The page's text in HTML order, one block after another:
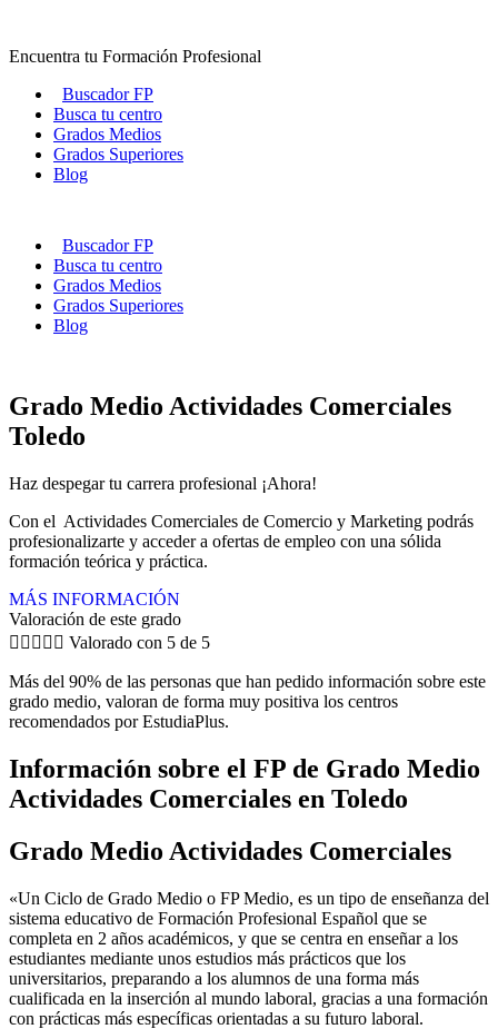
contenido
Encuentra tu Formación Profesional
Buscador FP
Busca tu centro
Grados Medios
Grados Superiores
Blog
Buscador FP
Busca tu centro
Grados Medios
Grados Superiores
Blog
Grado Medio Actividades Comerciales
Toledo
Haz despegar tu carrera profesional ¡Ahora!
Con el Actividades Comerciales de Comercio y Marketing podrás
profesionalizarte y acceder a ofertas de empleo con una sólida
formación teórica y práctica.
MÁS INFORMACIÓN
Valoración de este grado
     Valorado con 5 de 5
Más del 90% de las personas que han pedido información sobre este
grado medio, valoran de forma muy positiva los centros
recomendados por EstudiaPlus.
Información sobre el FP de Grado Medio
Actividades Comerciales en Toledo
Grado Medio Actividades Comerciales
«Un Ciclo de Grado Medio o FP Medio, es un tipo de enseñanza del
sistema educativo de Formación Profesional Español que se
completa en 2 años académicos, y que se centra en enseñar a los
estudiantes mediante unos estudios más prácticos que los
universitarios, preparando a los alumnos de una forma más
cualificada en la inserción al mundo laboral, gracias a una formación
con prácticas más específicas orientadas a su futuro laboral.